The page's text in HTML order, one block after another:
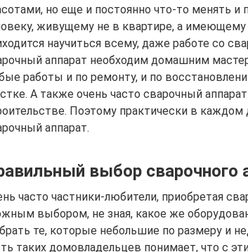
но еще и постоянно что-то менять
живущему не в квартире, а
научиться всему, даже работе со
аппарат необходим домашним
работы и по ремонту, и по
А также очень часто сварочный
Поэтому практически в каждом
аппарат.
выбор сварочного
часто частники-любители, приобретая
выбором, не зная, какое же
те, которые небольшие по размеру и
таких домовладельцев понимает, что с